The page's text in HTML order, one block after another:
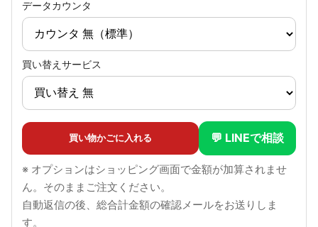
データカウンタ
買い替えサービス
買い物かごに入れる 💬 LINEで相談
※ オプションはショッピング画面で金額が加算されませ
ん。そのままご注文ください。
自動返信の後、総合計金額の確認メールをお送りしま
す。